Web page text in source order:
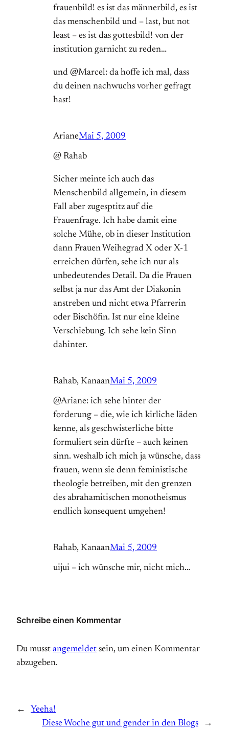
frauenbild! es ist das männerbild, es ist
das menschenbild und – last, but not
least – es ist das gottesbild! von der
institution garnicht zu reden…
und @Marcel: da hoffe ich mal, dass
du deinen nachwuchs vorher gefragt
hast!
ArianeMai 5, 2009
@ Rahab
Sicher meinte ich auch das
Menschenbild allgemein, in diesem
Fall aber zugesptitz auf die
Frauenfrage. Ich habe damit eine
solche Mühe, ob in dieser Institution
dann Frauen Weihegrad X oder X-1
erreichen dürfen, sehe ich nur als
unbedeutendes Detail. Da die Frauen
selbst ja nur das Amt der Diakonin
anstreben und nicht etwa Pfarrerin
oder Bischöfin. Ist nur eine kleine
Verschiebung. Ich sehe kein Sinn
dahinter.
Rahab, KanaanMai 5, 2009
@Ariane: ich sehe hinter der
forderung – die, wie ich kirliche läden
kenne, als geschwisterliche bitte
formuliert sein dürfte – auch keinen
sinn. weshalb ich mich ja wünsche, dass
frauen, wenn sie denn feministische
theologie betreiben, mit den grenzen
des abrahamitischen monotheismus
endlich konsequent umgehen!
Rahab, KanaanMai 5, 2009
uijui – ich wünsche mir, nicht mich…
Schreibe einen Kommentar
Du musst angemeldet sein, um einen Kommentar
abzugeben.
←
Yeeha!
Diese Woche gut und gender in den Blogs
→